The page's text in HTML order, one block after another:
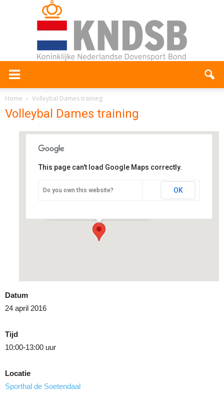
Home Volleybal Dames training
Volleybal Dames training
Sporthal de Soetendaal
This page can't load Google Maps correctly.
Do you own this website? OK
Datum
24 april 2016
Tijd
10:00-13:00 uur
Locatie
Sporthal de Soetendaal